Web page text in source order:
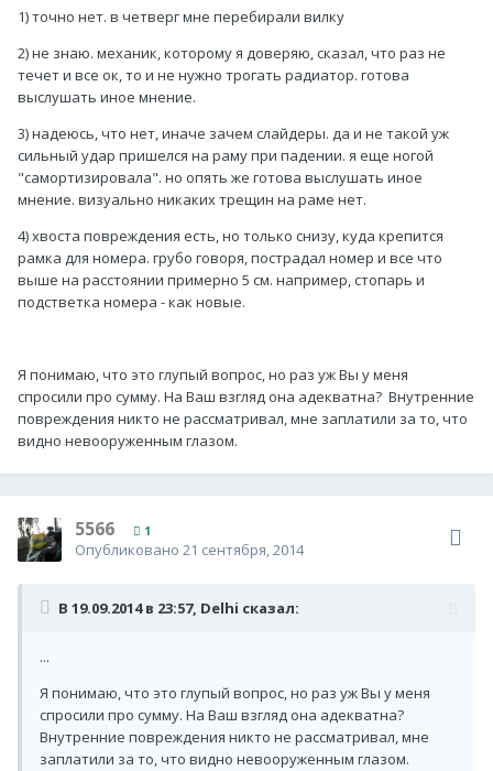
1) точно нет. в четверг мне перебирали вилку
2) не знаю. механик, которому я доверяю, сказал, что раз не
течет и все ок, то и не нужно трогать радиатор. готова
выслушать иное мнение.
3) надеюсь, что нет, иначе зачем слайдеры. да и не такой уж
сильный удар пришелся на раму при падении. я еще ногой
"самортизировала". но опять же готова выслушать иное
мнение. визуально никаких трещин на раме нет.
4) хвоста повреждения есть, но только снизу, куда крепится
рамка для номера. грубо говоря, пострадал номер и все что
выше на расстоянии примерно 5 см. например, стопарь и
подстветка номера - как новые.
Я понимаю, что это глупый вопрос, но раз уж Вы у меня
спросили про сумму. На Ваш взгляд она адекватна? Внутренние
повреждения никто не рассматривал, мне заплатили за то, что
видно невооруженным глазом.
5566 1
Опубликовано 21 сентября, 2014
В 19.09.2014 в 23:57, Delhi сказал:
...
Я понимаю, что это глупый вопрос, но раз уж Вы у меня
спросили про сумму. На Ваш взгляд она адекватна?
Внутренние повреждения никто не рассматривал, мне
заплатили за то, что видно невооруженным глазом.